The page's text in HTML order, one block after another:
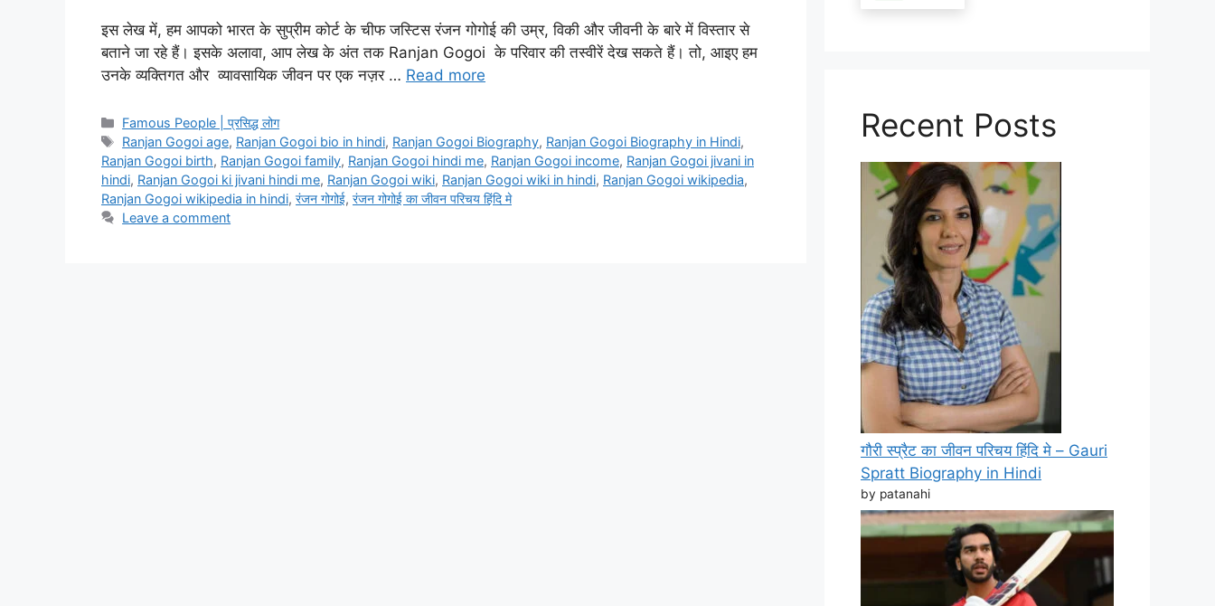
इस लेख में, हम आपको भारत के सुप्रीम कोर्ट के चीफ जस्टिस रंजन गोगोई की उम्र, विकी और जीवनी के बारे में विस्तार से
बताने जा रहे हैं। इसके अलावा, आप लेख के अंत तक Ranjan Gogoi के परिवार की तस्वीरें देख सकते हैं। तो, आइए हम
उनके व्यक्तिगत और व्यावसायिक जीवन पर एक नज़र … Read more
Categories
Famous People | प्रसिद्ध लोग
Tags
Ranjan Gogoi age, Ranjan Gogoi bio in hindi, Ranjan Gogoi Biography, Ranjan Gogoi Biography in Hindi,
Ranjan Gogoi birth, Ranjan Gogoi family, Ranjan Gogoi hindi me, Ranjan Gogoi income, Ranjan Gogoi jivani in
hindi, Ranjan Gogoi ki jivani hindi me, Ranjan Gogoi wiki, Ranjan Gogoi wiki in hindi, Ranjan Gogoi wikipedia,
Ranjan Gogoi wikipedia in hindi, रंजन गोगोई, रंजन गोगोई का जीवन परिचय हिंदि मे
Leave a comment
Recent Posts
गौरी स्प्रैट का जीवन परिचय हिंदि मे – Gauri
Spratt Biography in Hindi
by patanahi